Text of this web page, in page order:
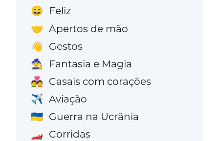
😄 Feliz
🤝 Apertos de mão
👋 Gestos
🧙 Fantasia e Magia
💑 Casais com corações
✈️ Aviação
🇺🇦 Guerra na Ucrânia
🏎️ Corridas